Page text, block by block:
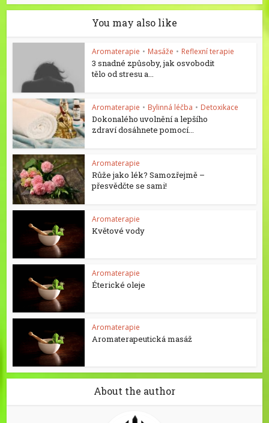
You may also like
Aromaterapie • Masáže • Reflexní terapie
3 snadné způsoby, jak osvobodit
tělo od stresu a...
Aromaterapie • Bylinná léčba • Detoxikace
Dokonalého uvolnění a lepšího
zdraví dosáhnete pomocí...
Aromaterapie
Růže jako lék? Samozřejmě –
přesvědčte se sami!
Aromaterapie
Květové vody
Aromaterapie
Éterické oleje
Aromaterapie
Aromaterapeutická masáž
About the author